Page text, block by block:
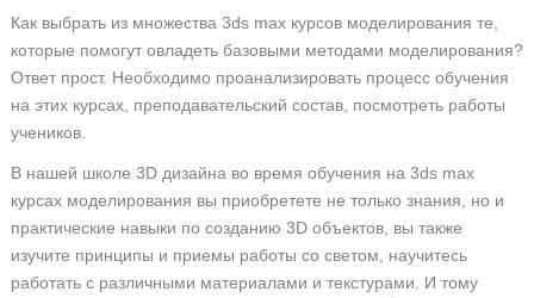
Как выбрать из множества 3ds max курсов моделирования те,
которые помогут овладеть базовыми методами моделирования?
Ответ прост. Необходимо проанализировать процесс обучения
на этих курсах, преподавательский состав, посмотреть работы
учеников.
В нашей школе 3D дизайна во время обучения на 3ds max
курсах моделирования вы приобретете не только знания, но и
практические навыки по созданию 3D объектов, вы также
изучите принципы и приемы работы со светом, научитесь
работать с различными материалами и текстурами. И тому